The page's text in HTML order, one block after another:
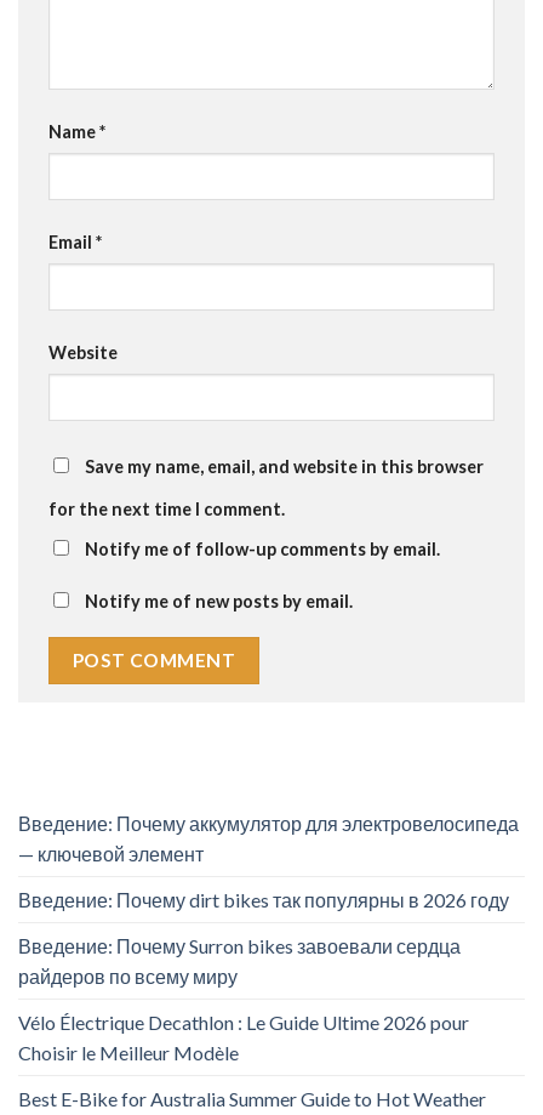
Name*
Email *
Website
Save my name, email, and website in this browser
for the next time I comment.
Notify me of follow-up comments by email.
Notify me of new posts by email.
Введение: Почему аккумулятор для электровелосипеда
— ключевой элемент
Введение: Почему dirt bikes так популярны в 2026 году
Введение: Почему Surron bikes завоевали сердца
райдеров по всему миру
Vélo Électrique Decathlon : Le Guide Ultime 2026 pour
Choisir le Meilleur Modèle
Best E-Bike for Australia Summer Guide to Hot Weather